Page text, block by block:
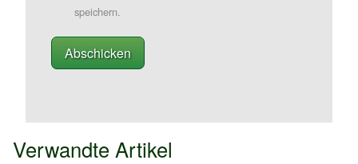
speichern.
Verwandte Artikel